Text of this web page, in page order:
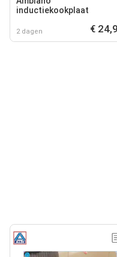
inductiekookplaat
2 dagen €